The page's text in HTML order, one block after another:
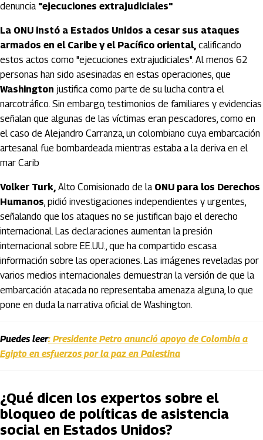
denuncia "ejecuciones extrajudiciales"
La ONU instó a Estados Unidos a cesar sus ataques
armados en el Caribe y el Pacífico oriental, calificando
estos actos como "ejecuciones extrajudiciales". Al menos 62
personas han sido asesinadas en estas operaciones, que
Washington justifica como parte de su lucha contra el
narcotráfico. Sin embargo, testimonios de familiares y evidencias
señalan que algunas de las víctimas eran pescadores, como en
el caso de Alejandro Carranza, un colombiano cuya embarcación
artesanal fue bombardeada mientras estaba a la deriva en el
mar Carib
Volker Turk, Alto Comisionado de la ONU para los Derechos
Humanos, pidió investigaciones independientes y urgentes,
señalando que los ataques no se justifican bajo el derecho
internacional. Las declaraciones aumentan la presión
internacional sobre EE.UU., que ha compartido escasa
información sobre las operaciones. Las imágenes reveladas por
varios medios internacionales demuestran la versión de que la
embarcación atacada no representaba amenaza alguna, lo que
pone en duda la narrativa oficial de Washington.
Puedes leer: Presidente Petro anunció apoyo de Colombia a
Egipto en esfuerzos por la paz en Palestina
¿Qué dicen los expertos sobre el
bloqueo de políticas de asistencia
social en Estados Unidos?